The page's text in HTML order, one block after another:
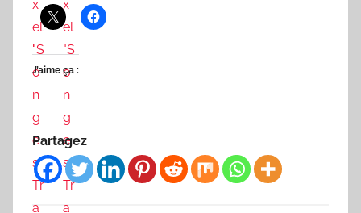
J’aime ça :
Partagez